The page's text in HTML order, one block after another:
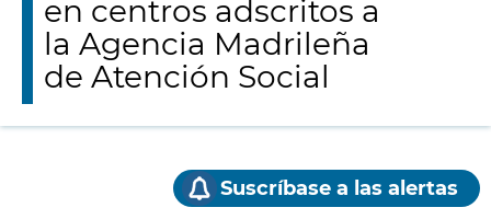
en centros adscritos a
la Agencia Madrileña
de Atención Social
Suscríbase a las alertas